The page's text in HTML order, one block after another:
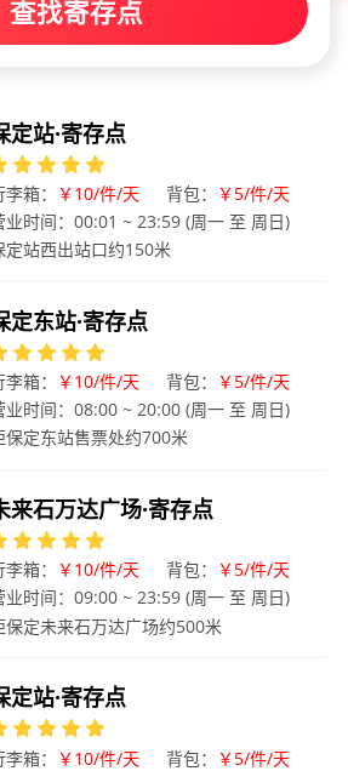
查找寄存点
定站·寄存点
箱： ￥10/件/天 背包：
￥5/件/天
业时间：00:01 ~ 23:59 (周一 至 周日)
定站西出站口约150米
定东站·寄存点
箱： ￥10/件/天 背包：
￥5/件/天
业时间：08:00 ~ 20:00 (周一 至 周日)
保定东站售票处约700米
来石万达广场·寄存点
箱： ￥10/件/天 背包：
￥5/件/天
业时间：09:00 ~ 23:59 (周一 至 周日)
保定未来石万达广场约500米
定站·寄存点
箱： ￥10/件/天 背包：
￥5/件/天